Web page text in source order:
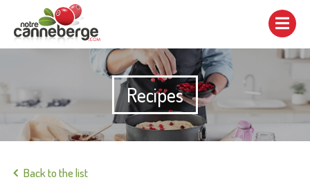
Show/hide
navigation
Recipes
Back to the list